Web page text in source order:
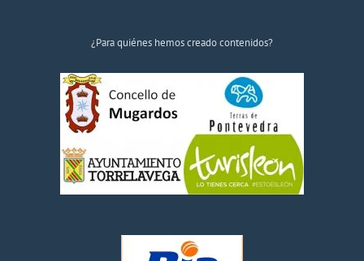
¿Para quiénes hemos creado contenidos?